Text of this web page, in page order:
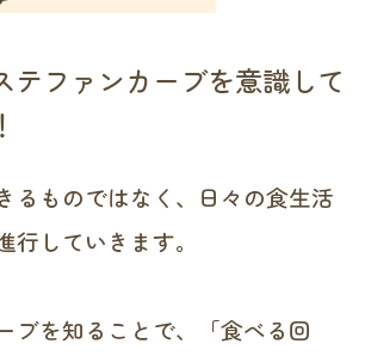
テファンカーブを意識して
るものではなく、日々の食生活
行していきます。
ブを知ることで、「食べる回